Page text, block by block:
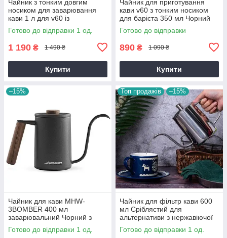
Чайник з тонким довгим
носиком для заварювання
кави 1 л для v60 із
нержавіючої сталі для плити
кавовий Чорний
Готово до відправки 1 од.
1 190 ₴ 1 490 ₴
Купити
Чайник для приготування
кави v60 з тонким носиком
для баріста 350 мл Чорний
Готово до відправки
890 ₴ 1 090 ₴
Купити
–15%
Чайник для кави MHW-
3BOMBER 400 мл
заварювальний Чорний з
довгим носиком із нержавійки
для бариста
Готово до відправки 1 од.
Топ продажів –15%
Чайник для фільтр кави 600
мл Сріблястий для
альтернативи з нержавіючої
сталі з тонким довгим
носиком
Готово до відправки 1 од.